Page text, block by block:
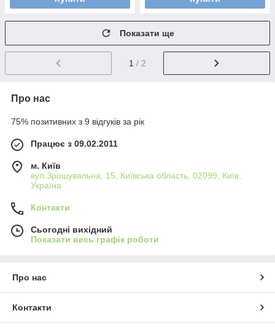
Показати ще
1 / 2
Про нас
75% позитивних з 9 відгуків за рік
Працює з 09.02.2011
м. Київ
вул.Зрошувальна, 15, Київська область, 02099, Київ,
Україна
Контакти
Сьогодні вихідний
Показати весь графік роботи
Про нас
Контакти